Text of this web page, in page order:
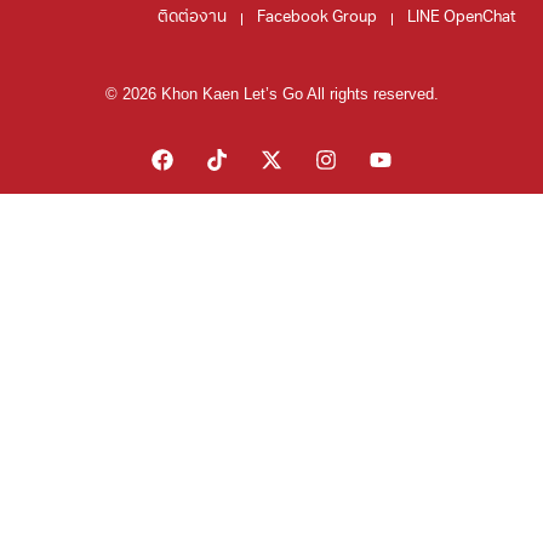
ติดต่องาน Facebook Group LINE OpenChat
© 2026 Khon Kaen Let’s Go All rights reserved.